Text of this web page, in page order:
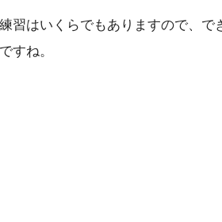
習はいくらでもありますので、で
すね。